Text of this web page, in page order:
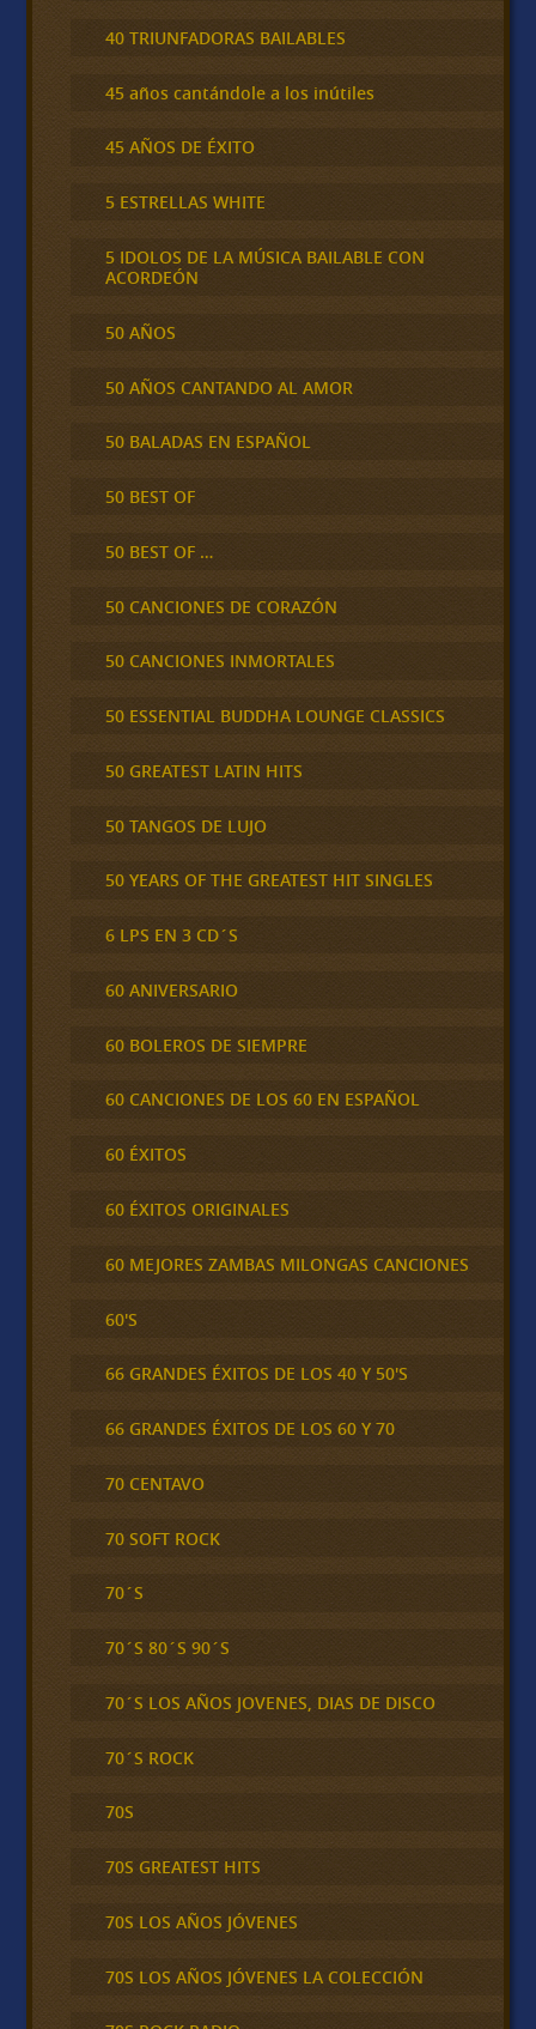
40 TRIUNFADORAS BAILABLES
45 años cantándole a los inútiles
45 AÑOS DE ÉXITO
5 ESTRELLAS WHITE
5 IDOLOS DE LA MÚSICA BAILABLE CON
ACORDEÓN
50 AÑOS
50 AÑOS CANTANDO AL AMOR
50 BALADAS EN ESPAÑOL
50 BEST OF
50 BEST OF …
50 CANCIONES DE CORAZÓN
50 CANCIONES INMORTALES
50 ESSENTIAL BUDDHA LOUNGE CLASSICS
50 GREATEST LATIN HITS
50 TANGOS DE LUJO
50 YEARS OF THE GREATEST HIT SINGLES
6 LPS EN 3 CD´S
60 ANIVERSARIO
60 BOLEROS DE SIEMPRE
60 CANCIONES DE LOS 60 EN ESPAÑOL
60 ÉXITOS
60 ÉXITOS ORIGINALES
60 MEJORES ZAMBAS MILONGAS CANCIONES
60'S
66 GRANDES ÉXITOS DE LOS 40 Y 50'S
66 GRANDES ÉXITOS DE LOS 60 Y 70
70 CENTAVO
70 SOFT ROCK
70´S
70´S 80´S 90´S
70´S LOS AÑOS JOVENES, DIAS DE DISCO
70´S ROCK
70S
70S GREATEST HITS
70S LOS AÑOS JÓVENES
70S LOS AÑOS JÓVENES LA COLECCIÓN